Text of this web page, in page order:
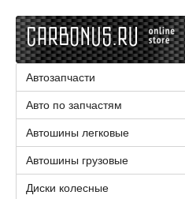
Автозапчасти
Авто по запчастям
Автошины легковые
Автошины грузовые
Диски колесные